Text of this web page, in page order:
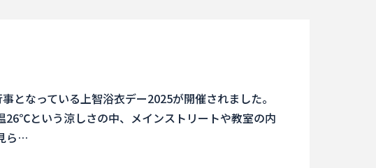
となっている上智浴衣デー2025が開催されました。
26℃という涼しさの中、メインストリートや教室の内
ら…